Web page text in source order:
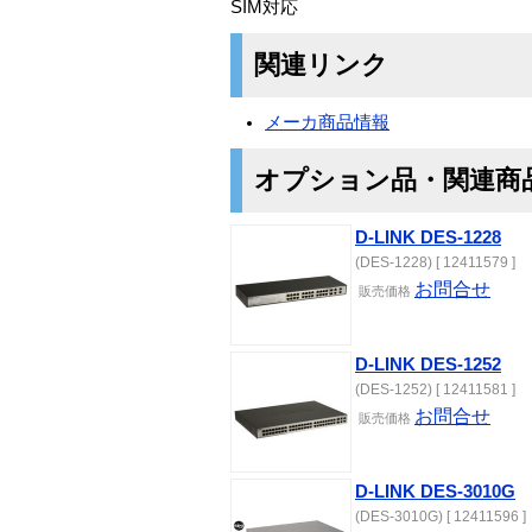
SIM対応
関連リンク
メーカ商品情報
オプション品・関連商
D-LINK DES-1228
(DES-1228) [ 12411579 ]
販売価格 お問合せ
D-LINK DES-1252
(DES-1252) [ 12411581 ]
販売価格 お問合せ
D-LINK DES-3010G
(DES-3010G) [ 12411596 ]